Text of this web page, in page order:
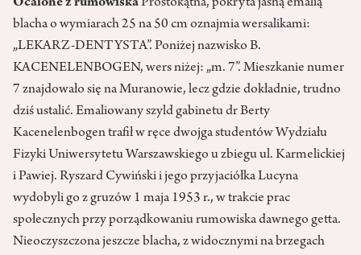
Ocalone z rumowiskaProstokątna, pokryta jasną emalią
blacha o wymiarach 25 na 50 cm oznajmia wersalikami:
„LEKARZ-DENTYSTA”. Poniżej nazwisko B.
KACENELENBOGEN, wers niżej: „m. 7”. Mieszkanie numer
7 znajdowało się na Muranowie, lecz gdzie dokładnie, trudno
dziś ustalić. Emaliowany szyld gabinetu dr Berty
Kacenelenbogen trafił w ręce dwojga studentów Wydziału
Fizyki Uniwersytetu Warszawskiego u zbiegu ul. Karmelickiej
i Pawiej. Ryszard Cywiński i jego przyjaciółka Lucyna
wydobyli go z gruzów 1 maja 1953 r., w trakcie prac
społecznych przy porządkowaniu rumowiska dawnego getta.
Nie­oczyszczona jeszcze blacha, z widocznymi na brzegach